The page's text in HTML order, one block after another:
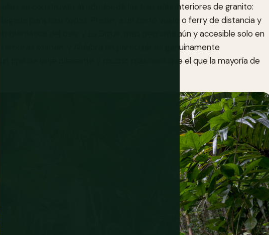
se construyen alrededor de las tres islas interiores de granito:
para casi todos; Praslin, a un corto vuelo o ferry de distancia y
del país; y La Digue, más pequeña aún y accesible solo en
existen, y Aldabra en particular es genuinamente
tipo de viaje diferente y mucho más caro que el que la mayoría de